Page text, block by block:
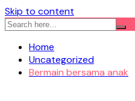
Skip to content
Home
Uncategorized
Bermain bersama anak